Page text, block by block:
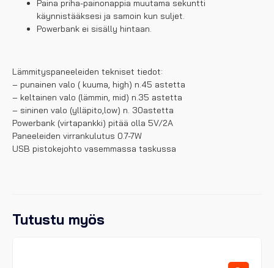
Paina priha-painonappia muutama sekuntti
käynnistääksesi ja samoin kun suljet.
Powerbank ei sisälly hintaan.
Lämmityspaneeleiden tekniset tiedot:
– punainen valo ( kuuma, high) n.45 astetta
– keltainen valo (lämmin, mid) n.35 astetta
– sininen valo (ylläpito,low) n. 30astetta
Powerbank (virtapankki) pitää olla 5V/2A
Paneeleiden virrankulutus 0.7-7W
USB pistokejohto vasemmassa taskussa
Tutustu myös